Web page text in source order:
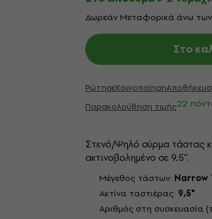
Δωρεάν Μεταφορικά άνω
Στο
ΡώτησεΚοινοποίηση
Παρακολούθηση τιμής22
Στενό/Ψηλό σύρμα τάστας
ακτινοβολημένο σε 9,5''.
Μέγεθος τάστων: Narrow
Ακτίνα ταστιέρας: 9,5"
Αριθμός στη συσκευασία